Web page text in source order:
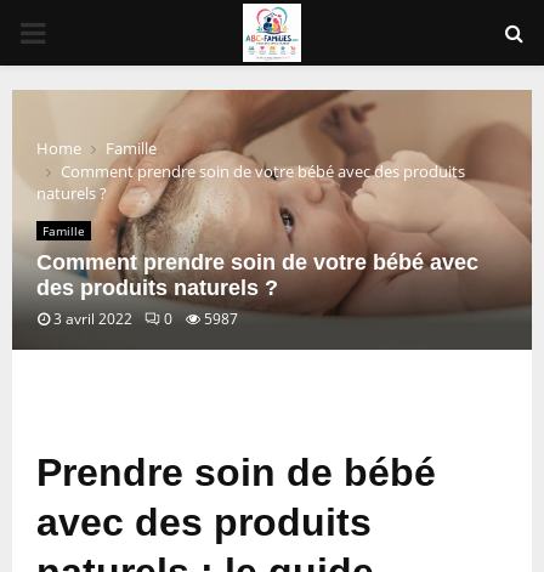
PRIMARY
MENU
Home
Famille
Comment prendre soin de votre bébé avec des produits
naturels ?
Famille
Comment prendre soin de votre bébé avec
des produits naturels ?
3 avril 2022 0 5987
Prendre soin de bébé
avec des produits